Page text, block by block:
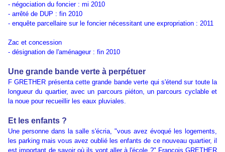
- négociation du foncier : mi 2010
- arrêté de DUP : fin 2010
- enquête parcellaire sur le foncier nécessitant une expropriation : 2011
Zac et concession
- désignation de l'aménageur : fin 2010
Une grande bande verte à perpétuer
F GRETHER présenta cette grande bande verte qui s'étend sur toute la
longueur du quartier, avec un parcours piéton, un parcours cyclable et
la noue pour recueillir les eaux pluviales.
Et les enfants ?
Une personne dans la salle s'écria, "vous avez évoqué les logements,
les parking mais vous avez oublié les enfants de ce nouveau quartier, il
est important de savoir où ils vont aller à l'école ?" François GRETHER